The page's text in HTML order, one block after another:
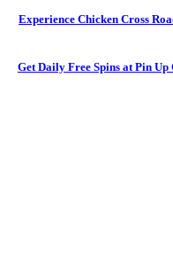
Experience Chicken Cross
Get Daily Free Spins at Pin